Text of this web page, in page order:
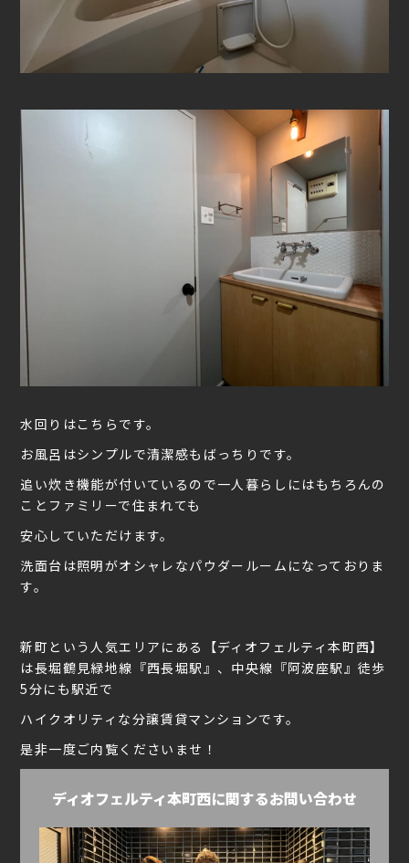
水回りはこちらです。
お風呂はシンプルで清潔感もばっちりです。
追い炊き機能が付いているので一人暮らしにはもちろんの
ことファミリーで住まれても
安心していただけます。
洗面台は照明がオシャレなパウダールームになっておりま
す。
新町という人気エリアにある【ディオフェルティ本町西】
は長堀鶴見緑地線『西長堀駅』、中央線『阿波座駅』徒歩
5分にも駅近で
ハイクオリティな分譲賃貸マンションです。
是非一度ご内覧くださいませ！
ディオフェルティ本町西に関するお問い合わせ